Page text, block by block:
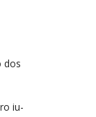
dos
iu-